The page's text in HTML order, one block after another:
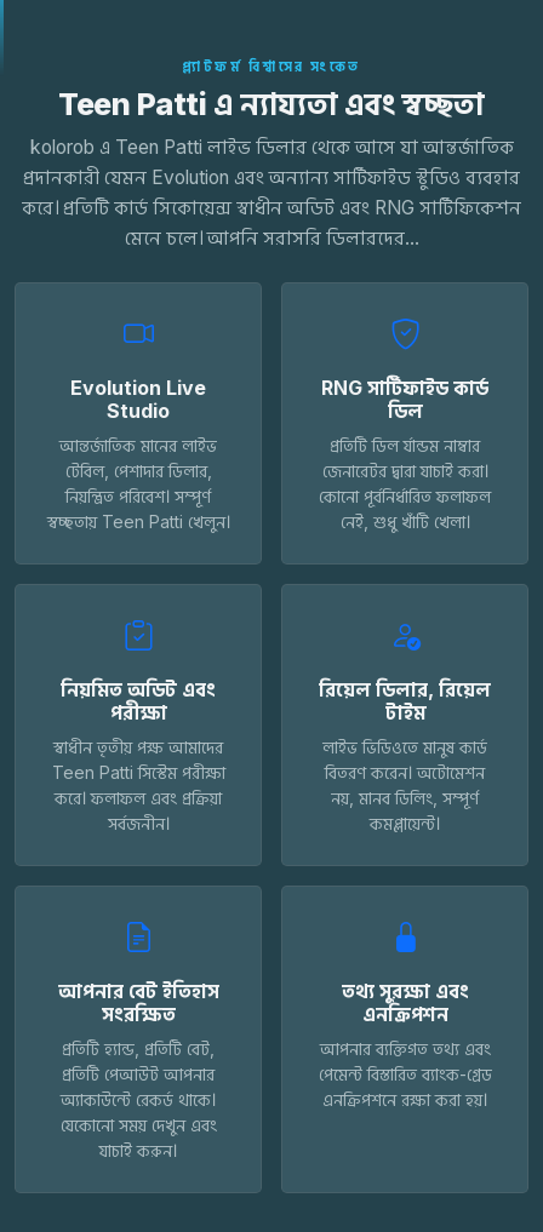
প্ল্যাটফর্ম বিশ্বাসের সংকেত
Teen Patti এ ন্যায্যতা এবং স্বচ্ছতা
kolorob এ Teen Patti লাইভ ডিলার থেকে আসে যা আন্তর্জাতিক
প্রদানকারী যেমন Evolution এবং অন্যান্য সার্টিফাইড স্টুডিও ব্যবহার
করে। প্রতিটি কার্ড সিকোয়েন্স স্বাধীন অডিট এবং RNG সার্টিফিকেশন
মেনে চলে। আপনি সরাসরি ডিলারদের...
Evolution Live
Studio
আন্তর্জাতিক মানের লাইভ
টেবিল, পেশাদার ডিলার,
নিয়ন্ত্রিত পরিবেশ। সম্পূর্ণ
স্বচ্ছতায় Teen Patti খেলুন।
RNG সার্টিফাইড কার্ড
ডিল
প্রতিটি ডিল র্যান্ডম নাম্বার
জেনারেটর দ্বারা যাচাই করা।
কোনো পূর্বনির্ধারিত ফলাফল
নেই, শুধু খাঁটি খেলা।
নিয়মিত অডিট এবং
পরীক্ষা
স্বাধীন তৃতীয় পক্ষ আমাদের
Teen Patti সিস্টেম পরীক্ষা
করে। ফলাফল এবং প্রক্রিয়া
সর্বজনীন।
রিয়েল ডিলার, রিয়েল
টাইম
লাইভ ভিডিওতে মানুষ কার্ড
বিতরণ করেন। অটোমেশন
নয়, মানব ডিলিং, সম্পূর্ণ
কমপ্লায়েন্ট।
আপনার বেট ইতিহাস
সংরক্ষিত
প্রতিটি হ্যান্ড, প্রতিটি বেট,
প্রতিটি পেআউট আপনার
অ্যাকাউন্টে রেকর্ড থাকে।
যেকোনো সময় দেখুন এবং
যাচাই করুন।
তথ্য সুরক্ষা এবং
এনক্রিপশন
আপনার ব্যক্তিগত তথ্য এবং
পেমেন্ট বিস্তারিত ব্যাংক-গ্রেড
এনক্রিপশনে রক্ষা করা হয়।